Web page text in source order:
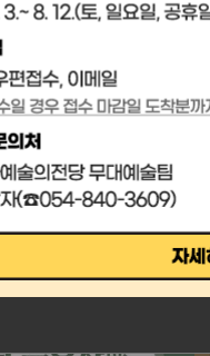
5 7